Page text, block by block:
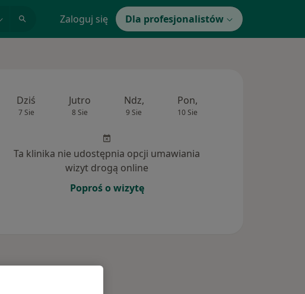
Zaloguj się Dla profesjonalistów
Dziś
7 Sie
Jutro
8 Sie
Ndz,
9 Sie
Pon,
10 Sie
Ta klinika nie udostępnia opcji umawiania
wizyt drogą online
Poproś o wizytę